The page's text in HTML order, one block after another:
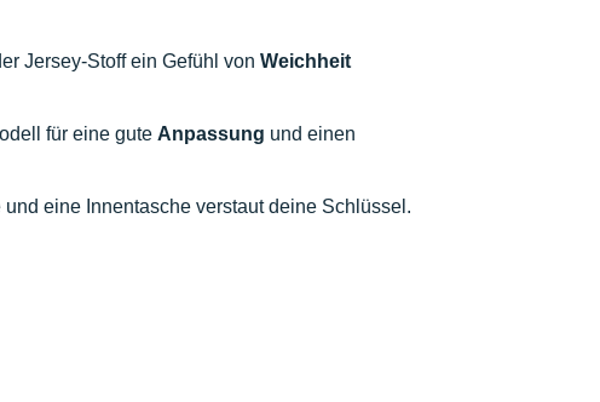
Jersey-Stoff ein Gefühl von Weichheit
für eine gute Anpassung und einen
eine Innentasche verstaut deine Schlüssel.